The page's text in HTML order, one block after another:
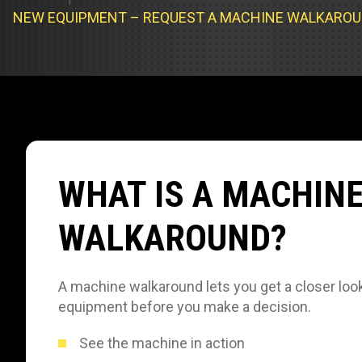
Servicio
Servicio
NEW EQUIPMENT – REQUEST A MACHINE
WHAT IS A
WALKAROUND?
A machine walkaround lets you get a closer
equipment before you make a decision.
See the machine in action